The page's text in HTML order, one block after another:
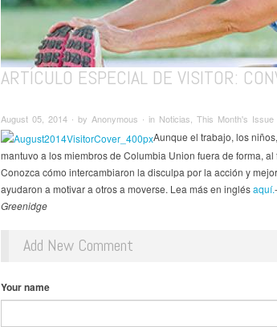
ARTÍCULO ESPECIAL DE VISITOR:
August 05, 2014 ∙ by Anonymous ∙ in Noticias, This Month's Issue
Aunque el trabajo, los
mantuvo a los miembros de Columbia Union fuera de forma, al
Conozca cómo intercambiaron la disculpa por la acción y
ayudaron a motivar a otros a moverse. Lea más en inglésaquí.
Greenidge
Add New Comment
Your name